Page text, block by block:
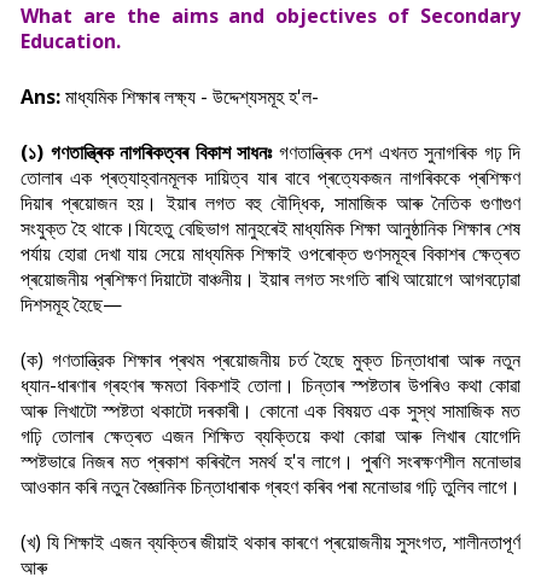
What are the aims and objectives of Secondary
Education.
Ans:মাধ্যমিক শিক্ষাৰ লক্ষ্য - উদ্দেশ্যসমূহ হ'ল-
(১) গণতান্ত্ৰিক নাগৰিকত্বৰ বিকাশ সাধনঃগণতান্ত্ৰিক দেশ এখনত সুনাগৰিক গঢ় দি
তোলাৰ এক প্ৰত্যাহ্বানমূলক দায়িত্ব যাৰ বাবে প্ৰত্যেকজন নাগৰিককে প্ৰশিক্ষণ
দিয়াৰ প্ৰয়োজন হয়। ইয়াৰ লগত বহু বৌদ্ধিক, সামাজিক আৰু নৈতিক গুণাগুণ
সংযুক্ত হৈ থাকে।যিহেতু বেছিভাগ মানুহৰেই মাধ্যমিক শিক্ষা আনুষ্ঠানিক শিক্ষাৰ শেষ
পর্যায় হোৱা দেখা যায় সেয়ে মাধ্যমিক শিক্ষাই ওপৰোক্ত গুণসমূহৰ বিকাশৰ ক্ষেত্ৰত
প্ৰয়োজনীয় প্ৰশিক্ষণ দিয়াটো বাঞ্চনীয়। ইয়াৰ লগত সংগতি ৰাখি আয়োগে আগবঢ়োৱা
দিশসমূহ হৈছে—
(ক) গণতান্ত্রিক শিক্ষাৰ প্ৰথম প্ৰয়োজনীয় চৰ্ত হৈছে মুক্ত চিন্তাধাৰা আৰু নতুন
ধ্যান-ধাৰণাৰ গ্ৰহণৰ ক্ষমতা বিকশাই তোলা। চিন্তাৰ স্পষ্টতাৰ উপৰিও কথা কোৱা
আৰু লিখাটো স্পষ্টতা থকাটো দৰকাৰী। কোনো এক বিষয়ত এক সুস্থ সামাজিক মত
গঢ়ি তোলাৰ ক্ষেত্ৰত এজন শিক্ষিত ব্যক্তিয়ে কথা কোৱা আৰু লিখাৰ যোগেদি
স্পষ্টভাৱে নিজৰ মত প্ৰকাশ কৰিবলৈ সমৰ্থ হ'ব লাগে। পুৰণি সংৰক্ষণশীল মনোভাৱ
আওকান কৰি নতুন বৈজ্ঞানিক চিন্তাধাৰাক গ্ৰহণ কৰিব পৰা মনোভাৱ গঢ়ি তুলিব লাগে।
(খ) যি শিক্ষাই এজন ব্যক্তিৰ জীয়াই থকাৰ কাৰণে প্ৰয়োজনীয় সুসংগত, শালীনতাপূৰ্ণ
আৰু